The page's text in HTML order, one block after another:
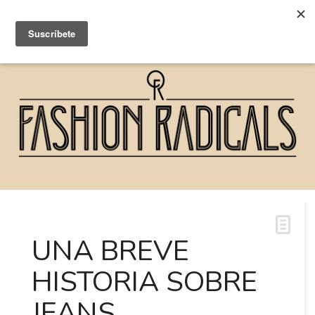
UNA BREVE
HISTORIA SOBRE